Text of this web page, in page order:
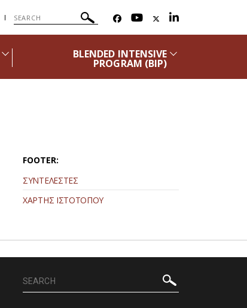
BLENDED INTENSIVE
PROGRAM (ΒΙΡ)
FOOTER:
ΣΥΝΤΕΛΕΣΤΕΣ
ΧΑΡΤΗΣ ΙΣΤΟΤΟΠΟΥ